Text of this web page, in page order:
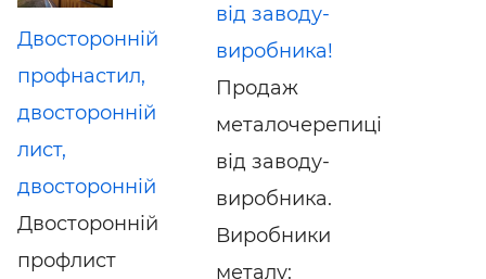
Двосторонній
профнастил,
двосторонній
лист,
двосторонній
Двосторонній
профлист
від заводу-
виробника!
Продаж
металочерепиці
від заводу-
виробника.
Виробники
металу: